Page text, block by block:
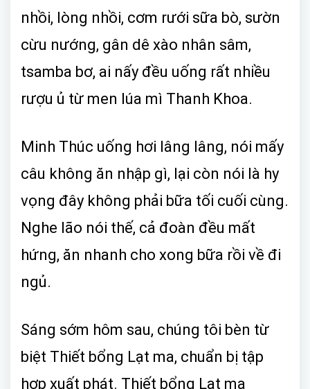
nhồi, lòng nhồi, cơm rưới sữa bò, sườn
cừu nướng, gân dê xào nhân sâm,
tsamba bơ, ai nấy đều uống rất nhiều
rượu ủ từ men lúa mì Thanh Khoa.
Minh Thúc uống hơi lâng lâng, nói mấy
câu không ăn nhập gì, lại còn nói là hy
vọng đây không phải bữa tối cuối cùng.
Nghe lão nói thế, cả đoàn đều mất
hứng, ăn nhanh cho xong bữa rồi về đi
ngủ.
Sáng sớm hôm sau, chúng tôi bèn từ
biệt Thiết bổng Lạt ma, chuẩn bị tập
hợp xuất phát. Thiết bổng Lạt ma